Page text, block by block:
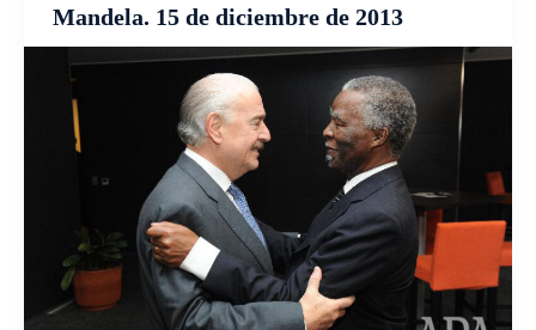
Mandela. 15 de diciembre de 2013